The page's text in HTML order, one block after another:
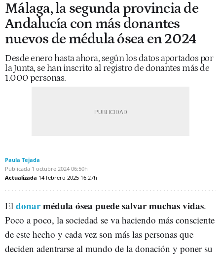
Málaga, la segunda provincia de
Andalucía con más donantes
nuevos de médula ósea en 2024
Desde enero hasta ahora, según los datos aportados por
la Junta, se han inscrito al registro de donantes más de
1.000 personas.
Paula Tejada
Publicada 1 octubre 2024 06:50h
Actualizada 14 febrero 2025 16:27h
El donarmédula ósea puede salvar muchas vidas.
Poco a poco, la sociedad se va haciendo más consciente
de este hecho y cada vez son más las personas que
deciden adentrarse al mundo de la donación y poner su